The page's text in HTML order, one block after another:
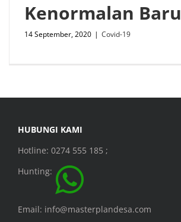
Kenormalan Baru
14 September, 2020 | Covid-19
HUBUNGI KAMI
Hotline: 0274 555 185 ;
Hunting:
Email: info@masterplandesa.com